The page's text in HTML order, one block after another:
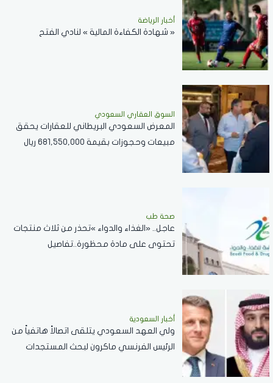
أخبار الرياضة
« شهادة الكفاءة المالية » لنادي الفتح
السوق العقاري السعودي
المعرض السعودي البريطاني للعقارات يحقق
مبيعات وحجوزات بقيمة 681,550,000 ريال
صحة طب
عاجل.. «الغذاء والدواء »تحذر من ثلاث منتجات
تحتوى على مادة محظورة..تفاصيل
أخبار السعودية
ولي العهد السعودي يتلقى اتصالاً هاتفياً من
الرئيس الفرنسي ماكرون لبحث المستجدات